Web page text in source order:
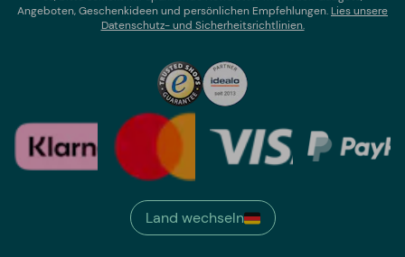
Angeboten, Geschenkideen und persönlichen Empfehlungen. Lies unsere
Datenschutz- und Sicherheitsrichtlinien.
Land wechseln